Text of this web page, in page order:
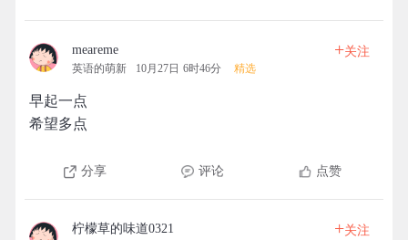
meareme
英语的萌新 10月27日 6时46分 精选
+关注
早起一点
希望多点
分享 评论 点赞
柠檬草的味道0321 +关注